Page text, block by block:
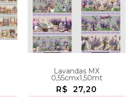
Lavandas MX
0,55cmx1,50mt
R$ 27,20